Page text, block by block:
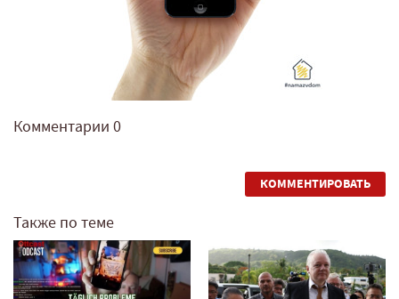
Комментарии 0
КОММЕНТИРОВАТЬ
Также по теме